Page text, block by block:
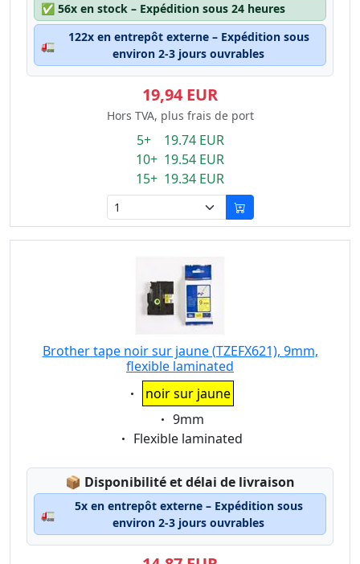
✅ 56x en stock – Expédition sous 24 heures
🚛
122x en entrepôt externe – Expédition sous
environ 2-3 jours ouvrables
19,94 EUR
Hors TVA, plus frais de port
5+ 19.74 EUR
10+ 19.54 EUR
15+ 19.34 EUR
Brother tape noir sur jaune (TZEFX621), 9mm,
flexible laminated
Eigenschaft:
noir sur jaune
Eigenschaft:
9mm
Eigenschaft:
Flexible laminated
📦 Lagerstatus:
Disponibilité et délai de livraison
🚛
5x en entrepôt externe – Expédition sous
environ 2-3 jours ouvrables